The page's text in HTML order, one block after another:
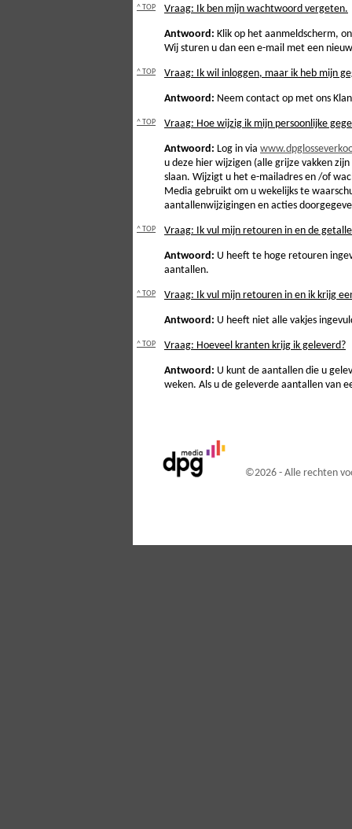
^ TOP Vraag: Ik ben mijn wachtwoord vergeten.
Antwoord: Klik op het aanmeldscherm,
Wij sturen u dan een e-mail met een
^ TOP Vraag: Ik wil inloggen, maar ik heb mijn
Antwoord: Neem contact op met ons
^ TOP Vraag: Hoe wijzig ik mijn persoonlijke
Antwoord: Log in via
u deze hier wijzigen (alle grijze vakken
slaan. Wijzigt u het e-mailadres en /of
Media gebruikt om u wekelijks te
aantallenwijzigingen en acties
^ TOP Vraag: Ik vul mijn retouren in en de
Antwoord: U heeft te hoge retouren
aantallen.
^ TOP Vraag: Ik vul mijn retouren in en ik krijg
Antwoord: U heeft niet alle vakjes
^ TOP Vraag: Hoeveel kranten krijg ik geleverd?
Antwoord: U kunt de aantallen die u
weken. Als u de geleverde aantallen van
©2026 - Alle rechten